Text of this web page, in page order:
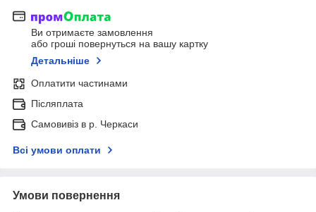
Ви отримаєте замовлення
або гроші повернуться на вашу картку
Детальніше
Оплатити частинами
Післяплата
Самовивіз в р. Черкаси
Всі умови оплати
Умови повернення